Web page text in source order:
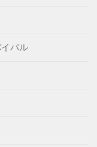
バル